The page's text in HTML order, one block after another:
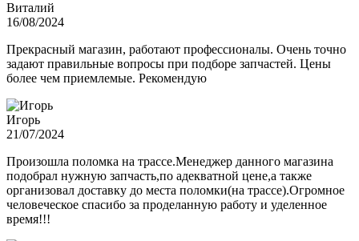
Виталий
16/08/2024
Прекрасный магазин, работают профессионалы. Очень точно
задают правильные вопросы при подборе запчастей. Цены
более чем приемлемые. Рекомендую
Игорь
21/07/2024
Произошла поломка на трассе.Менеджер данного магазина
подобрал нужную запчасть,по адекватной цене,а также
организовал доставку до места поломки(на трассе).Огромное
человеческое спасибо за проделанную работу и уделенное
время!!!